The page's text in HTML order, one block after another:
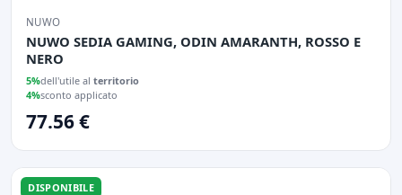
NUWO
NUWO SEDIA GAMING, ODIN AMARANTH, ROSSO E
NERO
5%dell'utile al territorio
4%sconto applicato
77.56 €
DISPONIBILE